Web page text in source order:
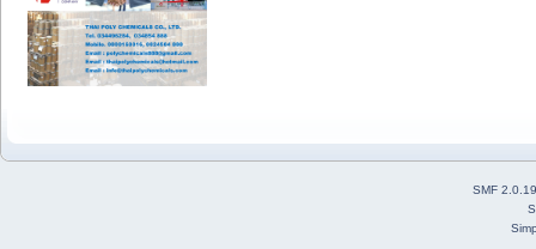
SMF 2.0.19